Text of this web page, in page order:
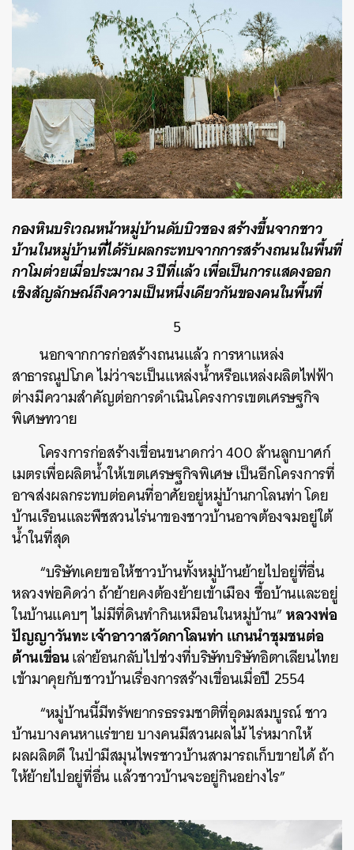
กองหินบริเวณหน้าหมู่บ้านดับบิวซอง สร้างขึ้นจากชาว
บ้านในหมู่บ้านที่ได้รับผลกระทบจากการสร้างถนนในพื้นที่
กาโมต่วยเมื่อประมาณ 3 ปีที่แล้ว เพื่อเป็นการแสดงออก
เชิงสัญลักษณ์ถึงความเป็นหนึ่งเดียวกันของคนในพื้นที่
5
นอกจากการก่อสร้างถนนแล้ว การหาแหล่ง
สาธารณูปโภค ไม่ว่าจะเป็นแหล่งน้ำหรือแหล่งผลิตไฟฟ้า
ต่างมีความสำคัญต่อการดำเนินโครงการเขตเศรษฐกิจ
พิเศษทวาย
โครงการก่อสร้างเขื่อนขนาดกว่า 400 ล้านลูกบาศก์
เมตรเพื่อผลิตน้ำให้เขตเศรษฐกิจพิเศษ เป็นอีกโครงการที่
อาจส่งผลกระทบต่อคนที่อาศัยอยู่หมู่บ้านกาโลนท่า โดย
บ้านเรือนและพืชสวนไร่นาของชาวบ้านอาจต้องจมอยู่ใต้
น้ำในที่สุด
“บริษัทเคยขอให้ชาวบ้านทั้งหมู่บ้านย้ายไปอยู่ที่อื่น
หลวงพ่อคิดว่า ถ้าย้ายคงต้องย้ายเข้าเมือง ซื้อบ้านและอยู่
ในบ้านแคบๆ ไม่มีที่ดินทำกินเหมือนในหมู่บ้าน”หลวงพ่อ
ปัญญาวันทะ เจ้าอาวาสวัดกาโลนท่า แกนนำชุมชนต่อ
ต้านเขื่อนเล่าย้อนกลับไปช่วงที่บริษัทบริษัทอิตาเลียนไทย
เข้ามาคุยกับชาวบ้านเรื่องการสร้างเขื่อนเมื่อปี 2554
“หมู่บ้านนี้มีทรัพยากรธรรมชาติที่อุดมสมบูรณ์ ชาว
บ้านบางคนหาแร่ขาย บางคนมีสวนผลไม้ ไร่หมากให้
ผลผลิตดี ในป่ามีสมุนไพรชาวบ้านสามารถเก็บขายได้ ถ้า
ให้ย้ายไปอยู่ที่อื่น แล้วชาวบ้านจะอยู่กินอย่างไร”
ค้นหา
SHARE TWEET LINE EMAIL